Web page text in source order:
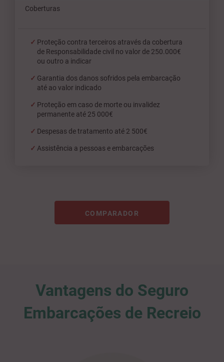
Coberturas
Proteção contra terceiros através da cobertura
de Responsabilidade civil no valor de 250.000€
ou outro a indicar
Garantia dos danos sofridos pela embarcação
até ao valor indicado
Proteção em caso de morte ou invalidez
permanente até 25 000€
Despesas de tratamento até 2 500€
Assistência a pessoas e embarcações
COMPARADOR
Vantagens do Seguro
Embarcações de Recreio